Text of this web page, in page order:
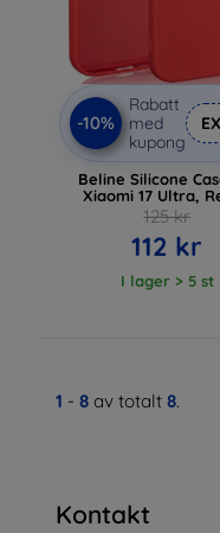
-10%
Rabatt
med
kupong
Beline Silicone
Xiaomi 17 Ultra,
125 kr
112 kr
I lager > 5 st
1 - 8 av totalt 8.
Kontakt